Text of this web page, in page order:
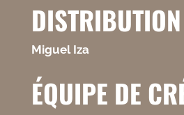
DISTRIBUTION
Miguel Iza
ÉQUIPE DE